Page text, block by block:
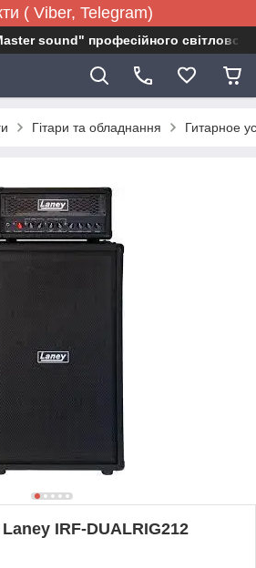
( Viber, Telegram)
sound" професійного
Гітари та обладнання Гитарное
Laney IRF-DUALRIG212